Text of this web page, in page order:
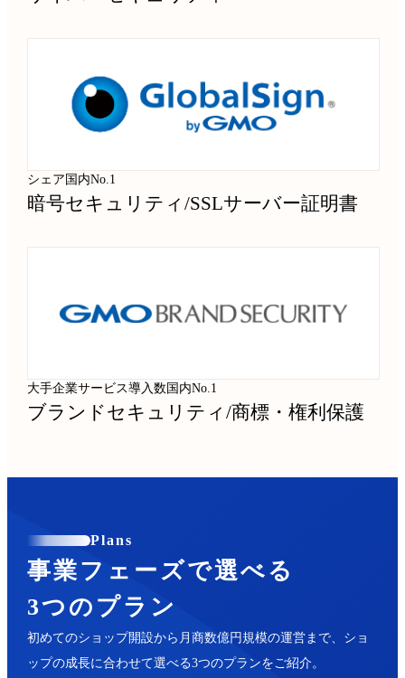
シェア国内No.1
暗号セキュリティ/SSLサーバー証明書
大手企業サービス導入数国内No.1
ブランドセキュリティ/商標・権利保護
Plans
事業フェーズで選べる
3つのプラン
初めてのショップ開設から月商数億円規模の運営まで、ショ
ップの成長に合わせて選べる3つのプランをご紹介。